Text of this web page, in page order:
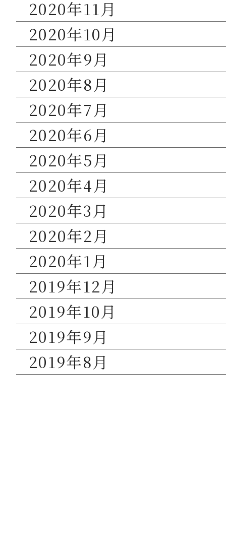
2020年11月
2020年10月
2020年9月
2020年8月
2020年7月
2020年6月
2020年5月
2020年4月
2020年3月
2020年2月
2020年1月
2019年12月
2019年10月
2019年9月
2019年8月